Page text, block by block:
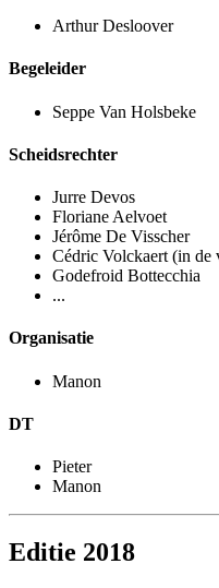
Arthur Desloover
Begeleider
Seppe Van Holsbeke
Scheidsrechter
Jurre Devos
Floriane Aelvoet
Jérôme De Visscher
Cédric Volckaert (in de
Godefroid Bottecchia
...
Organisatie
Manon
DT
Pieter
Manon
Editie 2018